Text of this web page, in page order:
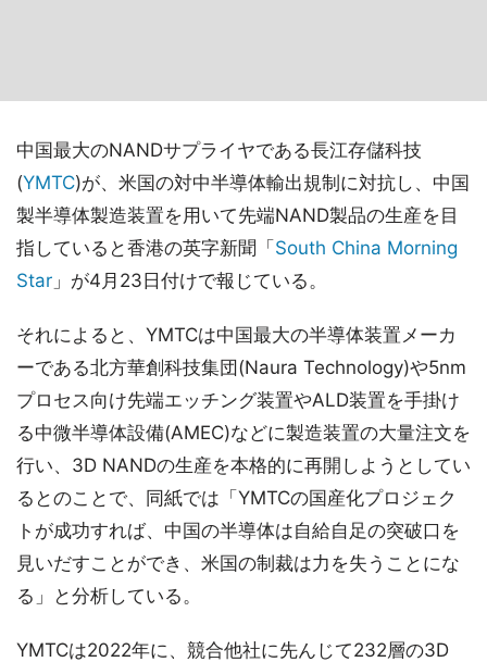
中国最大のNANDサプライヤである長江存儲科技
(YMTC)が、米国の対中半導体輸出規制に対抗し、中国
製半導体製造装置を用いて先端NAND製品の生産を目
指していると香港の英字新聞「 South China Morning
Star 」が4月23日付けで報じている。
それによると、YMTCは中国最大の半導体装置メーカ
ーである北方華創科技集団(Naura Technology)や5nm
プロセス向け先端エッチング装置やALD装置を手掛け
る中微半導体設備(AMEC)などに製造装置の大量注文を
行い、3D NANDの生産を本格的に再開しようとしてい
るとのことで、同紙では「YMTCの国産化プロジェク
トが成功すれば、中国の半導体は自給自足の突破口を
見いだすことができ、米国の制裁は力を失うことにな
る」と分析している。
YMTCは2022年に、競合他社に先んじて232層の3D